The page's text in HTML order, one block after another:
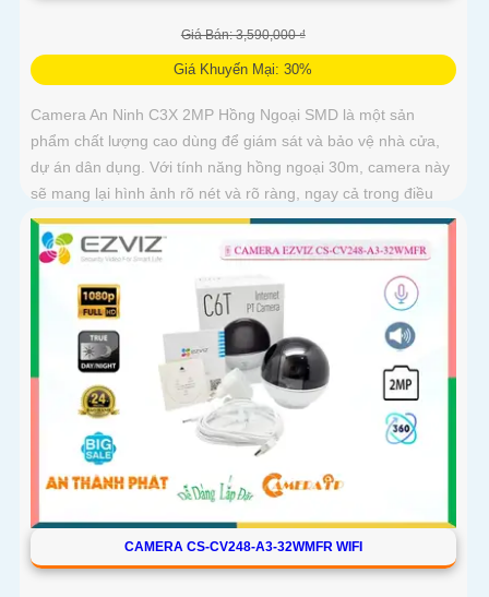
Giá Bán: 3,590,000 ₫
Giá Khuyến Mại: 30%
Camera An Ninh C3X 2MP Hồng Ngoại SMD là một sản
phẩm chất lượng cao dùng để giám sát và bảo vệ nhà cửa,
dự án dân dụng. Với tính năng hồng ngoại 30m, camera này
sẽ mang lại hình ảnh rõ nét và rõ ràng, ngay cả trong điều
kiện ánh sáng yếu
CAMERA CS-CV248-A3-32WMFR WIFI